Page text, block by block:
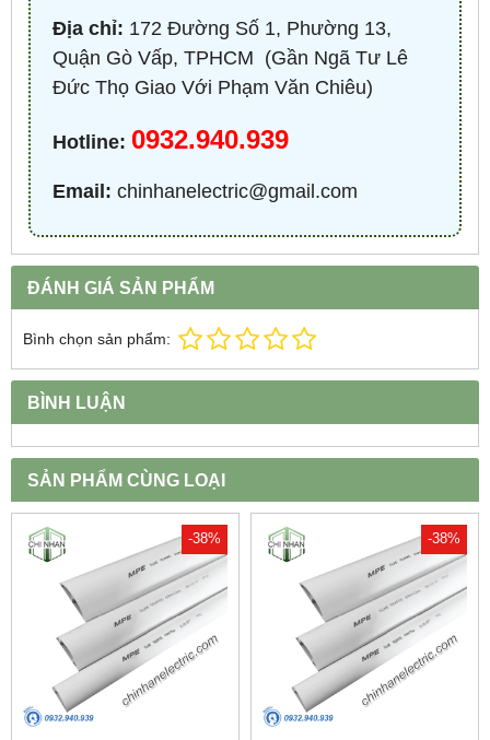
Địa chỉ: 172 Đường Số 1, Phường 13,
Quận Gò Vấp, TPHCM ​ (Gần Ngã Tư Lê
Đức Thọ Giao Với Phạm Văn Chiêu)
Hotline: 0932.940.939
Email: chinhanelectric@gmail.com
ĐÁNH GIÁ SẢN PHẨM
Bình chọn sản phẩm:
BÌNH LUẬN
SẢN PHẨM CÙNG LOẠI
-38% -38%